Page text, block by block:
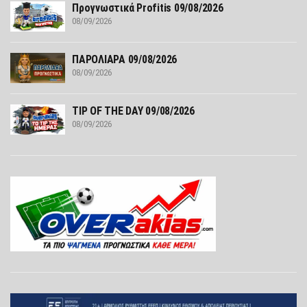
Προγνωστικά Profitis 09/08/2026
08/09/2026
ΠΑΡΟΛΙΑΡΑ 09/08/2026
08/09/2026
TIP OF THE DAY 09/08/2026
08/09/2026